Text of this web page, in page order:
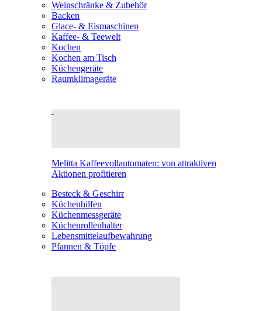
Weinschränke & Zubehör
Backen
Glace- & Eismaschinen
Kaffee- & Teewelt
Kochen
Kochen am Tisch
Küchengeräte
Raumklimageräte
Melitta Kaffeevollautomaten: von attraktiven
Aktionen profitieren
Besteck & Geschirr
Küchenhilfen
Küchenmessgeräte
Küchenrollenhalter
Lebensmittelaufbewahrung
Pfannen & Töpfe